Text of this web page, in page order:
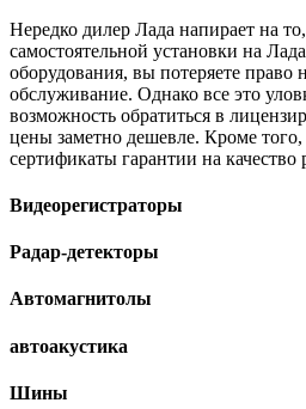
Нередко дилер Лада напирает на
самостоятельной установки на
оборудования, вы потеряете право
обслуживание. Однако все это
возможность обратиться в
цены заметно дешевле. Кроме
сертификаты гарантии на качество
Видеорегистраторы
Радар-детекторы
Автомагнитолы
автоакустика
Шины